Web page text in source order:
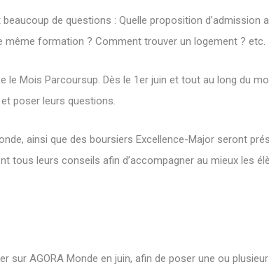
de questions : Quelle proposition d’admission
même formation ? Comment trouver un logement ? etc.
Mois Parcoursup. Dès le 1er juin et tout au long du
poser leurs questions.
ainsi que des boursiers Excellence-Major seront
tous leurs conseils afin d’accompagner au mieux les
AGORA Monde en juin, afin de poser une ou